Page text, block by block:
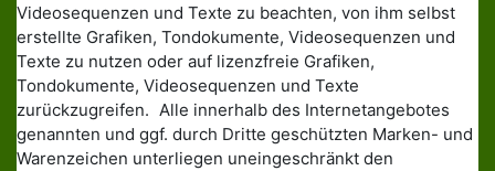
Videosequenzen und Texte zu beachten, von ihm selbst
erstellte Grafiken, Tondokumente, Videosequenzen und
Texte zu nutzen oder auf lizenzfreie Grafiken,
Tondokumente, Videosequenzen und Texte
zurückzugreifen. Alle innerhalb des Internetangebotes
genannten und ggf. durch Dritte geschützten Marken- und
Warenzeichen unterliegen uneingeschränkt den